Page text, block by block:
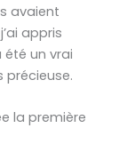
avaient
appris
été un vrai
précieuse.
la première